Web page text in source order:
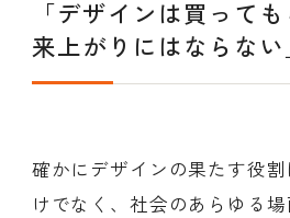
「デザインは買って
来上がりにはならない
確かにデザインの果たす役
けでなく、社会のあらゆる